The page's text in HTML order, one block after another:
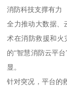
消防科技支撑有力
全力推动大数据、
术在消防救援和火
的“智慧消防云平
显。
针对突况，平台的